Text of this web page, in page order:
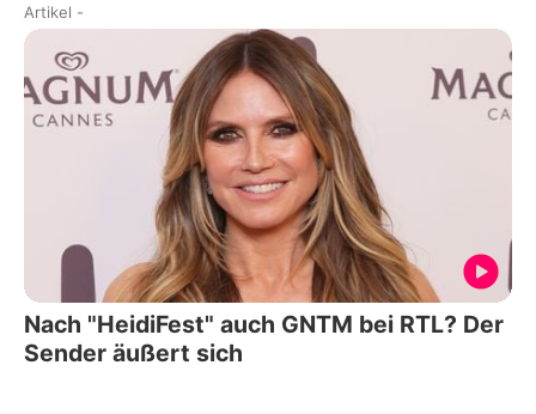
Artikel -
Nach "HeidiFest" auch GNTM bei RTL? Der
Sender äußert sich